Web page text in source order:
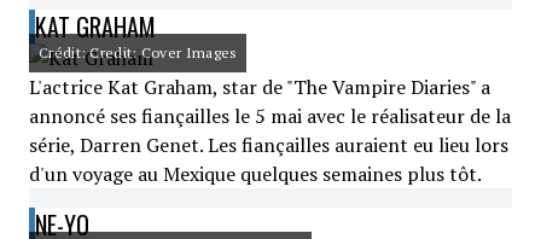
KAT GRAHAM
Crédit: Credit: Cover Images
L'actrice Kat Graham, star de "The Vampire Diaries" a
annoncé ses fiançailles le 5 mai avec le réalisateur de la
série, Darren Genet. Les fiançailles auraient eu lieu lors
d'un voyage au Mexique quelques semaines plus tôt.
NE-YO